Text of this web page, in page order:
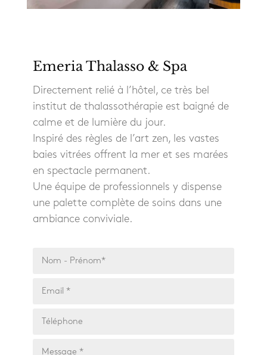
Emeria Thalasso & Spa
Directement relié à l’hôtel, ce très bel
institut de thalasso­thérapie est baigné de
calme et de lumière du jour.
Inspiré des règles de l’art zen, les vastes
baies vitrées offrent la mer et ses marées
en spectacle permanent.
Une équipe de professionnels y dispense
une palette complète de soins dans une
ambiance conviviale.